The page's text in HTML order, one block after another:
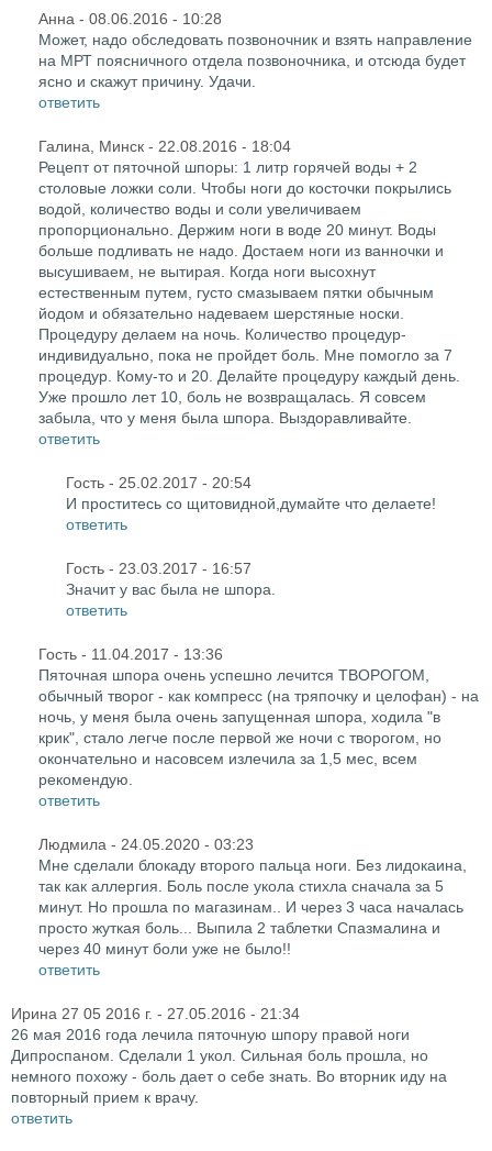
Анна - 08.06.2016 - 10:28
Может, надо обследовать позвоночник и взять направление
на МРТ поясничного отдела позвоночника, и отсюда будет
ясно и скажут причину. Удачи.
ответить
Галина, Минск - 22.08.2016 - 18:04
Рецепт от пяточной шпоры: 1 литр горячей воды + 2
столовые ложки соли. Чтобы ноги до косточки покрылись
водой, количество воды и соли увеличиваем
пропорционально. Держим ноги в воде 20 минут. Воды
больше подливать не надо. Достаем ноги из ванночки и
высушиваем, не вытирая. Когда ноги высохнут
естественным путем, густо смазываем пятки обычным
йодом и обязательно надеваем шерстяные носки.
Процедуру делаем на ночь. Количество процедур-
индивидуально, пока не пройдет боль. Мне помогло за 7
процедур. Кому-то и 20. Делайте процедуру каждый день.
Уже прошло лет 10, боль не возвращалась. Я совсем
забыла, что у меня была шпора. Выздоравливайте.
ответить
Гость - 25.02.2017 - 20:54
И проститесь со щитовидной,думайте что делаете!
ответить
Гость - 23.03.2017 - 16:57
Значит у вас была не шпора.
ответить
Гость - 11.04.2017 - 13:36
Пяточная шпора очень успешно лечится ТВОРОГОМ,
обычный творог - как компресс (на тряпочку и целофан) - на
ночь, у меня была очень запущенная шпора, ходила "в
крик", стало легче после первой же ночи с творогом, но
окончательно и насовсем излечила за 1,5 мес, всем
рекомендую.
ответить
Людмила - 24.05.2020 - 03:23
Мне сделали блокаду второго пальца ноги. Без лидокаина,
так как аллергия. Боль после укола стихла сначала за 5
минут. Но прошла по магазинам.. И через 3 часа началась
просто жуткая боль... Выпила 2 таблетки Спазмалина и
через 40 минут боли уже не было!!
ответить
Ирина 27 05 2016 г. - 27.05.2016 - 21:34
26 мая 2016 года лечила пяточную шпору правой ноги
Дипроспаном. Сделали 1 укол. Сильная боль прошла, но
немного похожу - боль дает о себе знать. Во вторник иду на
повторный прием к врачу.
ответить